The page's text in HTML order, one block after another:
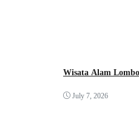
Wisata Alam
July 7, 2026